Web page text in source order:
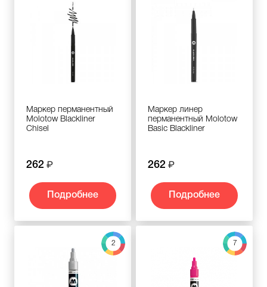
Маркер перманентный
Molotow Blackliner
Chisel
262
Подробнее
Маркер линер
перманентный Molotow
Basic Blackliner
262
Подробнее
2 7